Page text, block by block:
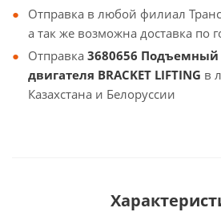
Отправка в любой филиал
а так же возможна доставка по
Отправка 3680656
двигателя BRACKET LIFTING в
Казахстана и Белоруссии